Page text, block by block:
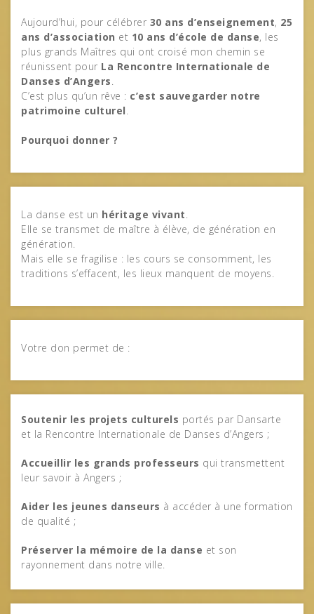
Aujourd’hui, pour célébrer 30 ans d’enseignement, 25
ans d’association et 10 ans d’école de danse, les
plus grands Maîtres qui ont croisé mon chemin se
réunissent pour La Rencontre Internationale de
Danses d’Angers.
C’est plus qu’un rêve : c’est sauvegarder notre
patrimoine culturel.
Pourquoi donner ?
La danse est un héritage vivant.
Elle se transmet de maître à élève, de génération en
génération.
Mais elle se fragilise : les cours se consomment, les
traditions s’effacent, les lieux manquent de moyens.
Votre don permet de :
Soutenir les projets culturels portés par Dansarte
et la Rencontre Internationale de Danses d’Angers ;
Accueillir les grands professeurs qui transmettent
leur savoir à Angers ;
Aider les jeunes danseurs à accéder à une formation
de qualité ;
Préserver la mémoire de la danse et son
rayonnement dans notre ville.